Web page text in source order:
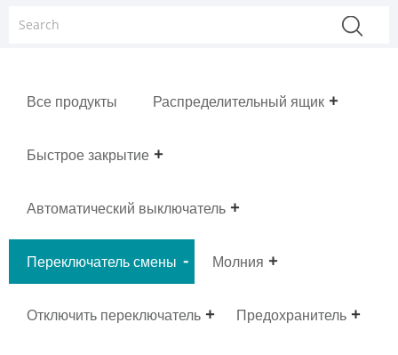
Все продукты Распределительный ящик
Быстрое закрытие
Автоматический выключатель
Переключатель смены Молния
Отключить переключатель Предохранитель